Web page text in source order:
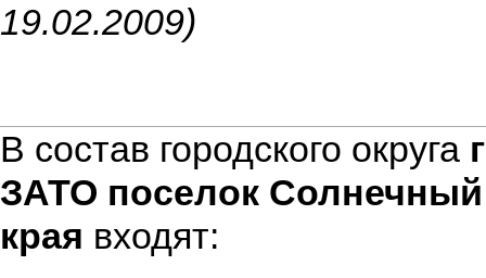
19.02.2009)
В состав городского округа
ЗАТО поселок Солнечный
края входят: